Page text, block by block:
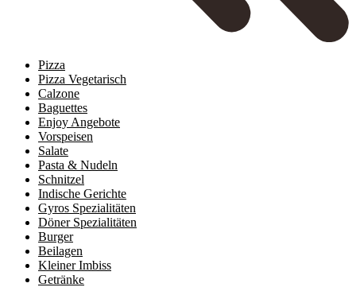
Pizza
Pizza Vegetarisch
Calzone
Baguettes
Enjoy Angebote
Vorspeisen
Salate
Pasta & Nudeln
Schnitzel
Indische Gerichte
Gyros Spezialitäten
Döner Spezialitäten
Burger
Beilagen
Kleiner Imbiss
Getränke